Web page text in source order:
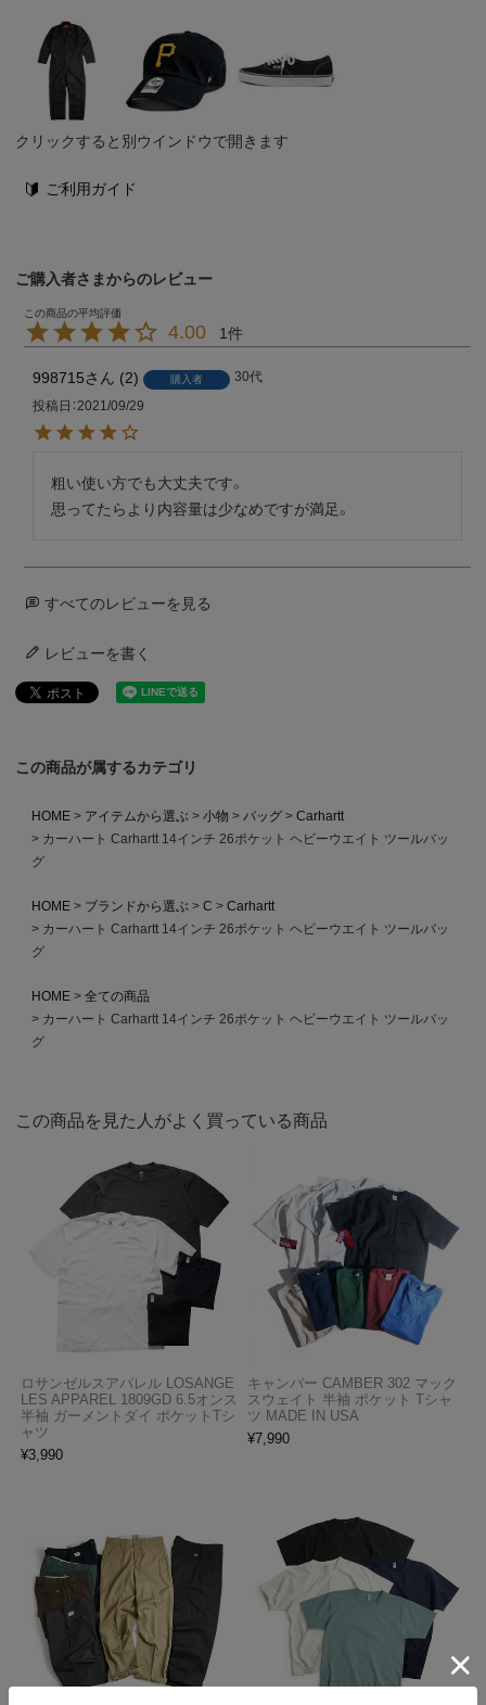
クリックすると別ウインドウで開きます
ご利用ガイド
ご購入者さまからのレビュー
4.00 1
998715 2 購入者
30代
投稿日 2021/09/29
粗い使い方でも大丈夫です。
思ってたらより内容量は少なめですが満足。
すべてのレビューを見る
レビューを書く
この商品が属するカテゴリ
HOME アイテムから選ぶ 小物 バッグ
Carhartt
カーハート Carhartt 14インチ 26ポケット ヘビーウエイト ツールバッ
グ
HOME ブランドから選ぶ C
Carhartt
カーハート Carhartt 14インチ 26ポケット ヘビーウエイト ツールバッ
グ
HOME
全ての商品
カーハート Carhartt 14インチ 26ポケット ヘビーウエイト ツールバッ
グ
この商品を見た人がよく買っている商品
ロサンゼルスアパレル LOSANGE
LES APPAREL 1809GD 6.5オンス
半袖 ガーメントダイ ポケットTシ
ャツ
¥3,990
キャンバー CAMBER 302 マック
スウェイト 半袖 ポケット Tシャ
ツ MADE IN USA
¥7,990